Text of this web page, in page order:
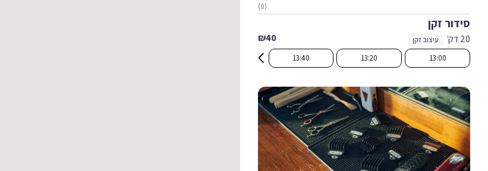
(0)
סידור זקן
20 דק׳ עיצוב זקן ₪40
13:00
13:20
13:40